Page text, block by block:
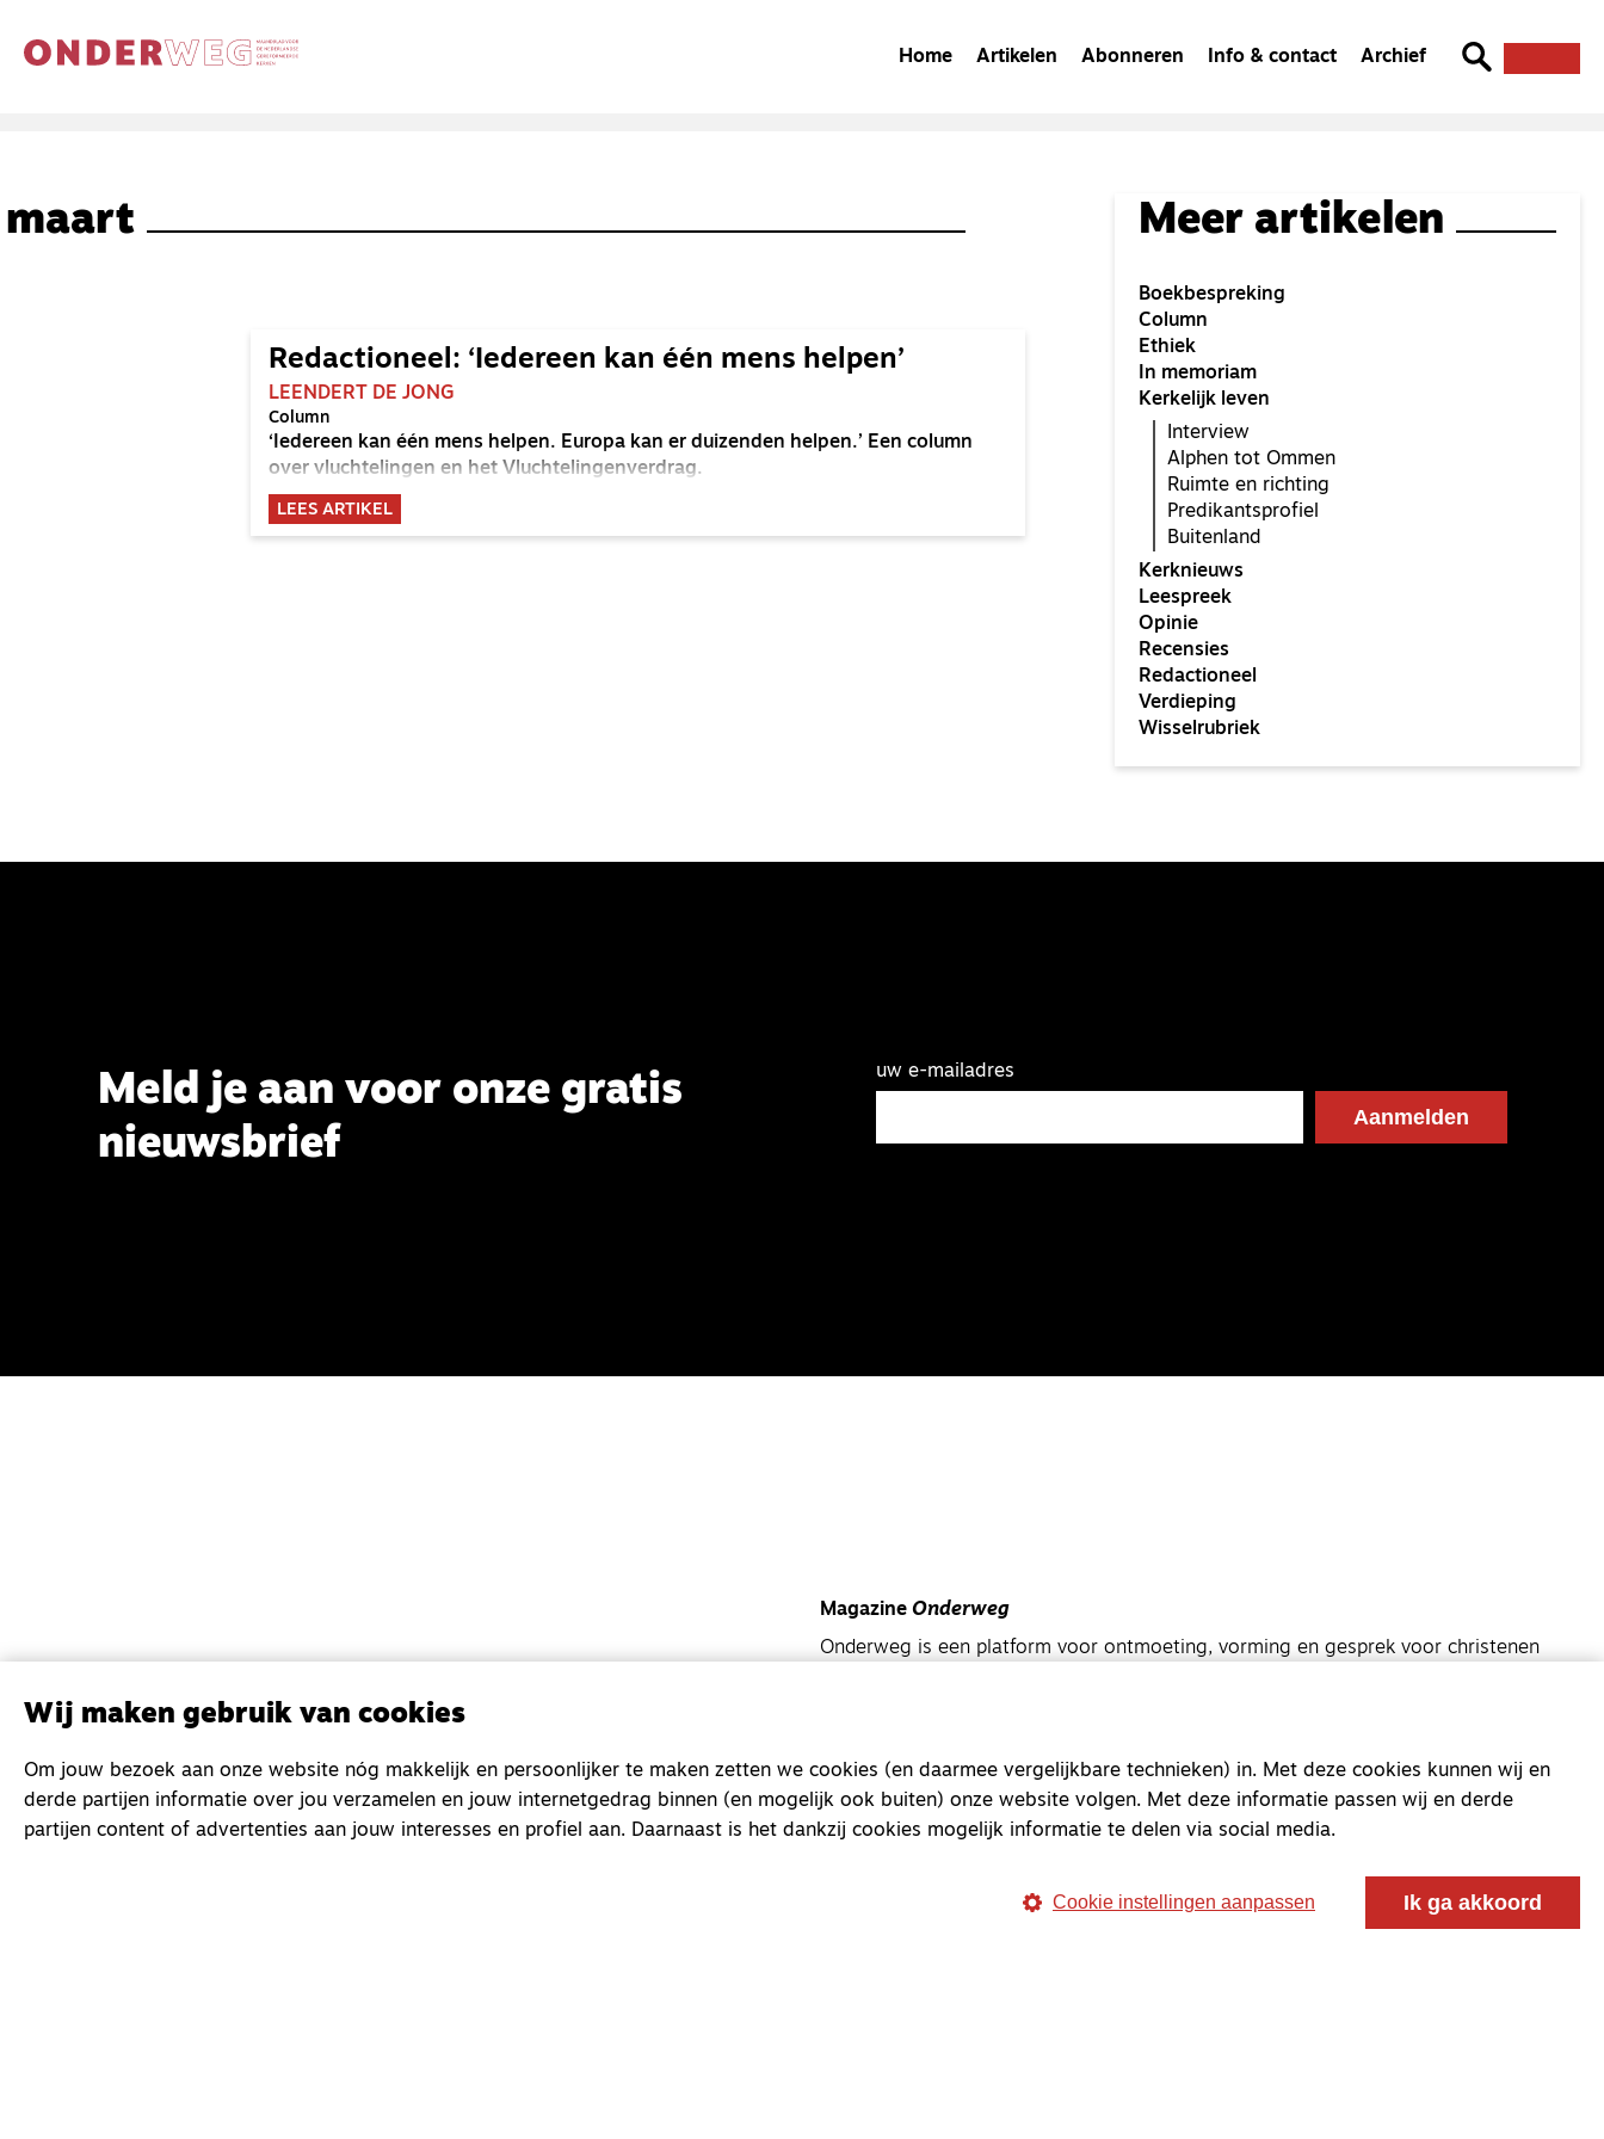
Home Artikelen Abonneren Info & contact Archief
maart
Redactioneel: ‘Iedereen kan één mens helpen’
LEENDERT DE JONG
Column
‘Iedereen kan één mens helpen. Europa kan er duizenden helpen.’ Een column
over vluchtelingen en het Vluchtelingenverdrag.
LEES ARTIKEL
Meer artikelen
Boekbespreking
Column
Ethiek
In memoriam
Kerkelijk leven
Interview
Alphen tot Ommen
Ruimte en richting
Predikantsprofiel
Buitenland
Kerknieuws
Leespreek
Opinie
Recensies
Redactioneel
Verdieping
Wisselrubriek
Meld je aan voor onze gratis
nieuwsbrief
uw e-mailadres
Magazine Onderweg
Onderweg is een platform voor ontmoeting, vorming en gesprek voor christenen
Kvk-nummer 33277063
NL46 INGB 0117 5827 86
Wij maken gebruik van cookies
Om jouw bezoek aan onze website nóg makkelijk en persoonlijker te maken zetten we cookies (en daarmee vergelijkbare technieken) in. Met deze cookies kunnen wij en
derde partijen informatie over jou verzamelen en jouw internetgedrag binnen (en mogelijk ook buiten) onze website volgen. Met deze informatie passen wij en derde
partijen content of advertenties aan jouw interesses en profiel aan. Daarnaast is het dankzij cookies mogelijk informatie te delen via social media.
Cookie instellingen aanpassen Ik ga akkoord